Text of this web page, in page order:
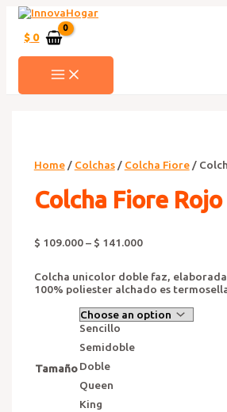
contenido
$ 0
MAIN
MENU
Home/ Colchas/ Colcha Fiore/
Colcha Fiore
$ 109.000– $ 141.000
Colcha unicolor doble faz,
100% poliester alchado es
Tamaño
Sencillo
Semidoble
Doble
Queen
King